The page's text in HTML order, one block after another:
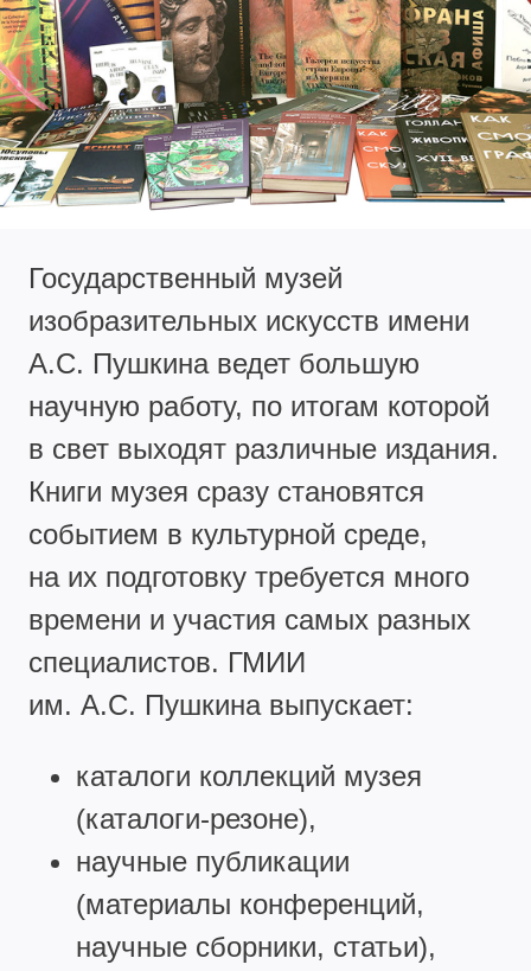
Государственный музей
изобразительных искусств имени
А.С. Пушкина ведет большую
научную работу, по итогам которой
в свет выходят различные издания.
Книги музея сразу становятся
событием в культурной среде,
на их подготовку требуется много
времени и участия самых разных
специалистов. ГМИИ
им. А.С. Пушкина выпускает:
каталоги коллекций музея
(каталоги-резоне),
научные публикации
(материалы конференций,
научные сборники, статьи),